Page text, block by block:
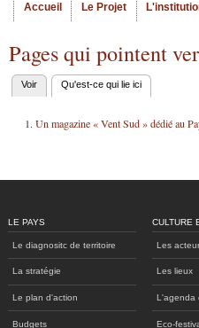
Menu principal
Accueil Le Projet
Pages qui pointent
Onglets
principaux
Voir Qu'est-ce qui lie ici
Un magazine « Vent Sud » dédié au
LE PAYS
Le diagnositc de territoire
La stratégie
Le plan d'action
Budgets
CULTURE
Les
Les lieux
L'agenda
Eco-